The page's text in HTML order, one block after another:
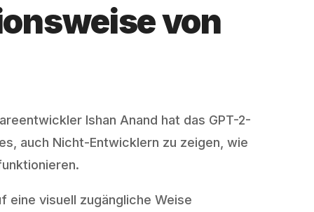
von
Ishan Anand hat das GPT-2-
auch Nicht-Entwicklern zu zeigen, wie
eine visuell zugängliche Weise